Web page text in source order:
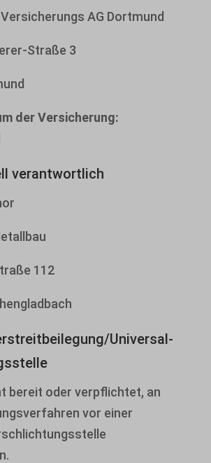
AG Dortmund
Straße 3
der Versicherung:
verantwortlich
112
Universal­
bereit oder verpflichtet, an
vor einer